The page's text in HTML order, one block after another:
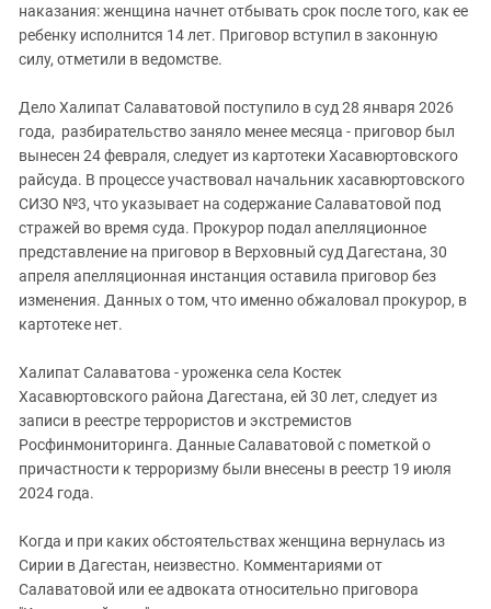
наказания: женщина начнет отбывать срок после того, как ее
ребенку исполнится 14 лет. Приговор вступил в законную
силу, отметили в ведомстве.
Дело Халипат Салаватовой поступило в суд 28 января 2026
года, разбирательство заняло менее месяца - приговор был
вынесен 24 февраля, следует из картотеки Хасавюртовского
райсуда. В процессе участвовал начальник хасавюртовского
СИЗО №3, что указывает на содержание Салаватовой под
стражей во время суда. Прокурор подал апелляционное
представление на приговор в Верховный суд Дагестана, 30
апреля апелляционная инстанция оставила приговор без
изменения. Данных о том, что именно обжаловал прокурор, в
картотеке нет.
Халипат Салаватова - уроженка села Костек
Хасавюртовского района Дагестана, ей 30 лет, следует из
записи в реестре террористов и экстремистов
Росфинмониторинга. Данные Салаватовой с пометкой о
причастности к терроризму были внесены в реестр 19 июля
2024 года.
Когда и при каких обстоятельствах женщина вернулась из
Сирии в Дагестан, неизвестно. Комментариями от
Салаватовой или ее адвоката относительно приговора